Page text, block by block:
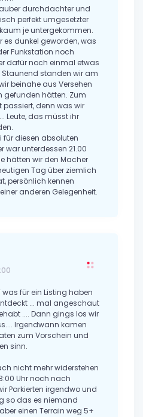
durchdachter und
perfekt umgesetzter
je untergekommen.
es dunkel geworden, was
Funkstation noch
dafür noch einmal etwas
Staunend standen wir am
beinahe aus Versehen
hätten. Zum
denn was wir
Leute, das müsst ihr
für diesen absoluten
war unterdessen 21.00
hätten wir den Macher
Tag über ziemlich
persönlich kennen
anderen Gelegenheit.
was für ein Listing haben
... mal angeschaut
.... Dann gings los wir
Irgendwann kamen
zum Vorschein und
sinn.
nicht mehr widerstehen
Uhr noch nach
Parkierten irgendwo und
so das es niemand
einen Terrain weg 5+